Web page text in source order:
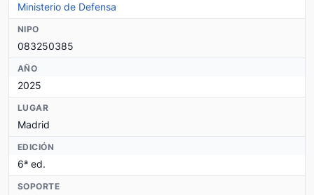
Ministerio de Defensa
NIPO
083250385
AÑO
2025
LUGAR
Madrid
EDICIÓN
6ª ed.
SOPORTE